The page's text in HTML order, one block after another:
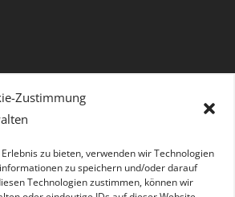
Zustimmung
zu bieten, verwenden wir Technologien
zu speichern und/oder darauf
Technologien zustimmen, können wir